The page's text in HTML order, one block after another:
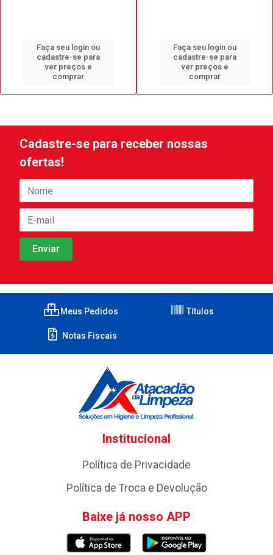
Faça seu login ou
cadastre-se para
ver preços e
comprar
Faça seu login ou
cadastre-se para
ver preços e
comprar
Cadastre-se para receber nossas
ofertas!
Meus Pedidos Títulos
Notas Fiscais
Institucional
Política de Privacidade
Política de Troca e Devolução
Baixe já nosso APP